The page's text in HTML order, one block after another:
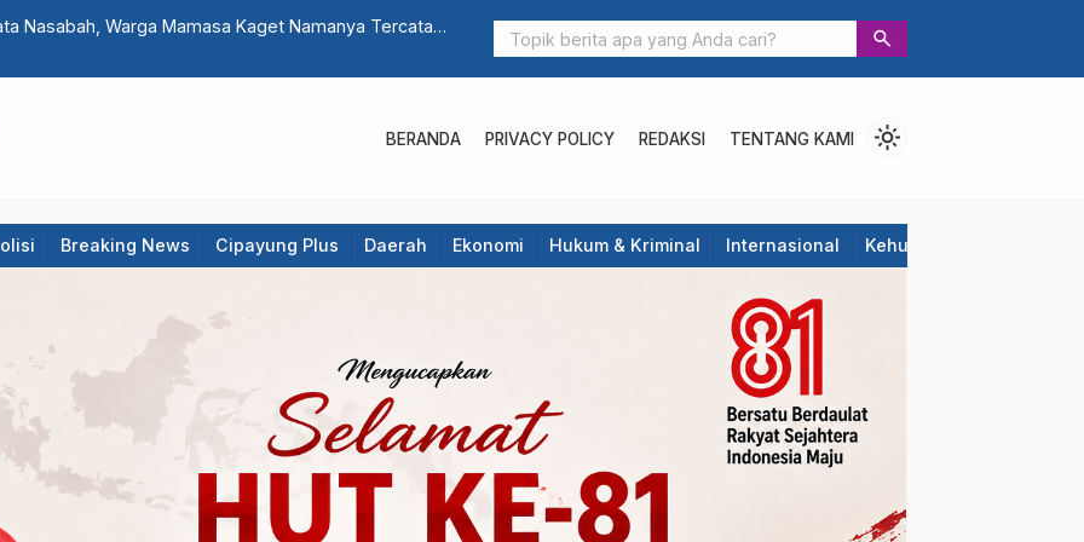
Reskrim Polres Majene Launching Unit Reaksi Cepat
Aktivis “Warning” BPD Sulselbar Mamasa: “KUR;
Yang Dipermainkan”
search
BERANDA PRIVACY POLICY REDAKSI TENTANG KAMI light_mode
Breaking News Cipayung Plus Daerah Ekonomi Hukum & Kriminal Internasional Kehutanan & Perkebunan